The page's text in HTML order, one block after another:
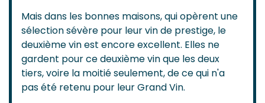
Mais dans les bonnes maisons, qui opèrent une
sélection sévère pour leur vin de prestige, le
deuxième vin est encore excellent. Elles ne
gardent pour ce deuxième vin que les deux
tiers, voire la moitié seulement, de ce qui n'a
pas été retenu pour leur Grand Vin.